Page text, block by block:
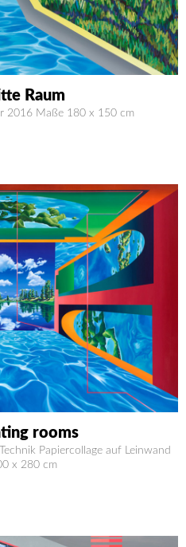
Raum
2016 Maße 180 x 150 cm
rooms
Papiercollage auf Leinwand
x 280 cm